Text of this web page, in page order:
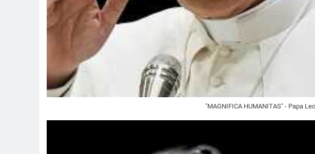
"MAGNIFICA HUMANITAS" - Papa